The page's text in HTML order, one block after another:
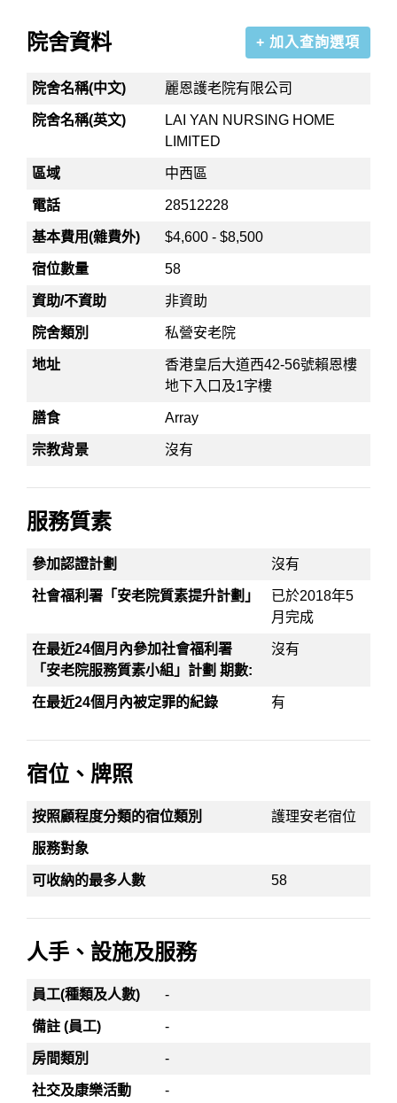
院舍資料 + 加入查詢選項
院舍名稱(中文) 麗恩護老院有限公司
院舍名稱(英文)
LAI YAN NURSING HOME
LIMITED
區域 中西區
電話 28512228
基本費用(雜費外) $4,600 - $8,500
宿位數量 58
資助/不資助 非資助
院舍類別 私營安老院
地址
香港皇后大道西42-56號賴恩樓
地下入口及1字樓
膳食 Array
宗教背景 沒有
服務質素
參加認證計劃 沒有
社會福利署「安老院質素提升計劃」
已於2018年5
月完成
在最近24個月內參加社會福利署
「安老院服務質素小組」計劃 期數:
沒有
在最近24個月內被定罪的紀錄 有
宿位、牌照
按照顧程度分類的宿位類別 護理安老宿位
服務對象
可收納的最多人數 58
人手、設施及服務
員工(種類及人數) -
備註 (員工) -
房間類別 -
社交及康樂活動 -